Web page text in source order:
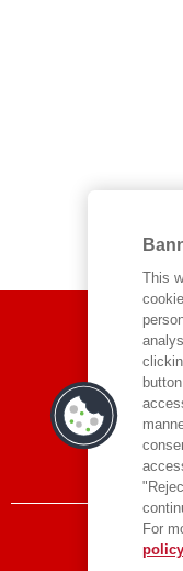
WHO WE
ETHICAL
This
For